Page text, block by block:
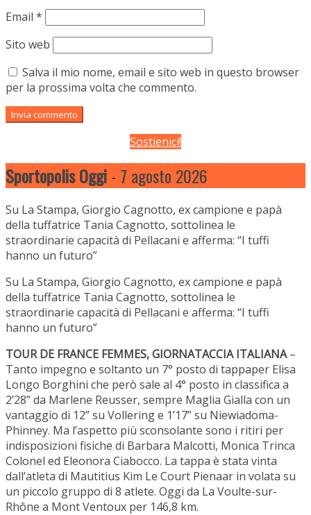
Email *
Sito web
Salva il mio nome, email e sito web in questo browser
per la prossima volta che commento.
Sostienici!
Sportopolis Oggi- 7 agosto 2026
Su La Stampa, Giorgio Cagnotto, ex campione e papà
della tuffatrice Tania Cagnotto, sottolinea le
straordinarie capacità di Pellacani e afferma: “I tuffi
hanno un futuro”
Su La Stampa, Giorgio Cagnotto, ex campione e papà
della tuffatrice Tania Cagnotto, sottolinea le
straordinarie capacità di Pellacani e afferma: “I tuffi
hanno un futuro”
TOUR DE FRANCE FEMMES, GIORNATACCIA ITALIANA–
Tanto impegno e soltanto un 7° posto di tappaper Elisa
Longo Borghini che però sale al 4° posto in classifica a
2’28” da Marlene Reusser, sempre Maglia Gialla con un
vantaggio di 12” su Vollering e 1’17” su Niewiadoma-
Phinney. Ma l’aspetto più sconsolante sono i ritiri per
indisposizioni fisiche di Barbara Malcotti, Monica Trinca
Colonel ed Eleonora Ciabocco. La tappa è stata vinta
dall’atleta di Mautitius Kim Le Court Pienaar in volata su
un piccolo gruppo di 8 atlete. Oggi da La Voulte-sur-
Rhône a Mont Ventoux per 146,8 km.